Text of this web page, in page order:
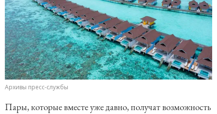
Архивы пресс-службы
Пары, которые вместе уже давно, получат возможность